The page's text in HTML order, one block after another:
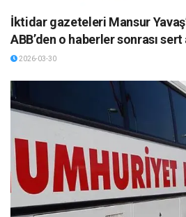
İktidar gazeteleri Mansur
ABB’den o haberler sonrası
2026-03-30